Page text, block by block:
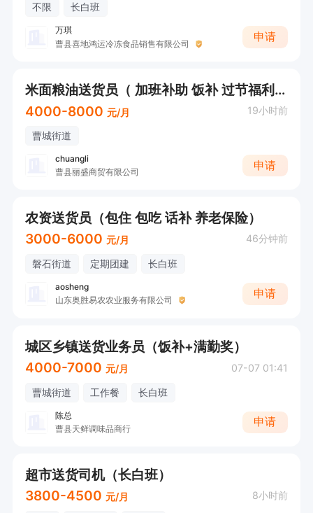
不限 长白班
万琪
曹县喜地鸿运冷冻食品销售有限公司
申请
米面粮油送货员（ 加班补助 饭补 过节福利）
4000-8000 元/月 19小时前
曹城街道
chuangli
曹县丽盛商贸有限公司
申请
农资送货员（包住 包吃 话补 养老保险）
3000-6000 元/月 46分钟前
磐石街道 定期团建 长白班
aosheng
山东奥胜易农农业服务有限公司
申请
城区乡镇送货业务员（饭补+满勤奖）
4000-7000 元/月 07-07 01:41
曹城街道 工作餐 长白班
陈总
曹县天鲜调味品商行
申请
超市送货司机（长白班）
3800-4500 元/月 8小时前